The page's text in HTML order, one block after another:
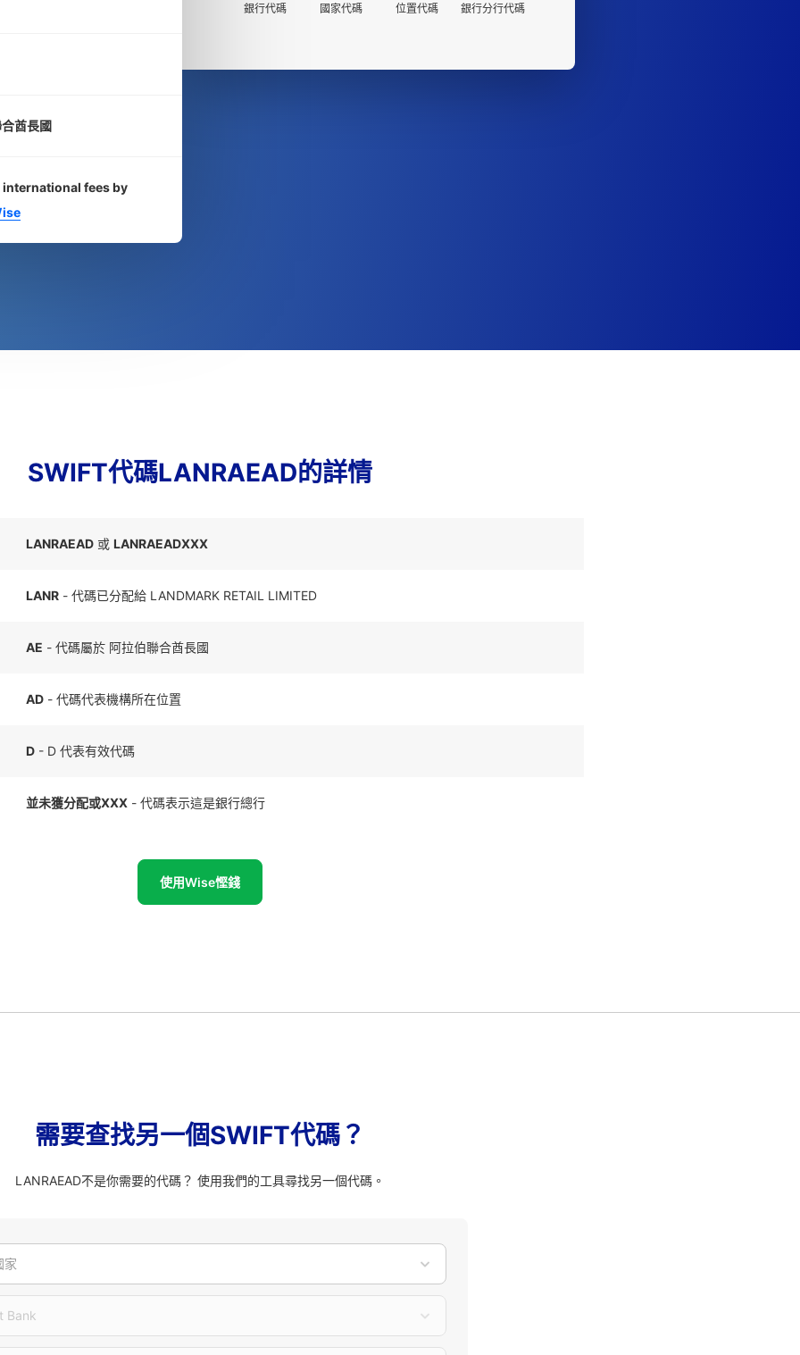
酋長國
international fees by
銀行代碼 國家代碼 位置代碼 銀行分行代碼
SWIFT代碼LANRAEAD的詳情
LANRAEAD 或 LANRAEADXXX
LANR - 代碼已分配給 LANDMARK RETAIL LIMITED
AE - 代碼屬於 阿拉伯聯合酋長國
AD - 代碼代表機構所在位置
D - D 代表有效代碼
並未獲分配或XXX - 代碼表示這是銀行總行
使用Wise慳錢
需要查找另一個SWIFT代碼？
LANRAEAD不是你需要的代碼？ 使用我們的工具尋找另一個代碼。
家
Bank